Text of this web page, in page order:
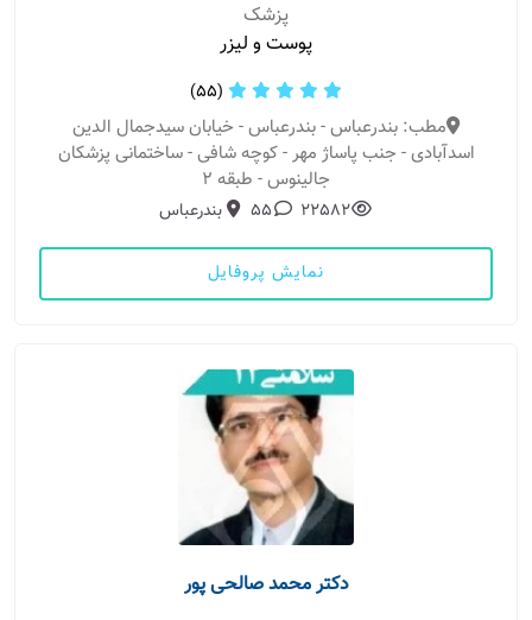
پزشک
پوست و لیزر
(55)
مطب: بندرعباس - بندرعباس - خیابان سیدجمال الدین
اسدآبادی - جنب پاساژ مهر - کوچه شافی - ساختمانی پزشکان
جالینوس - طبقه 2
22582
55 بندرعباس
نمایش پروفایل
دکتر محمد صالحی پور